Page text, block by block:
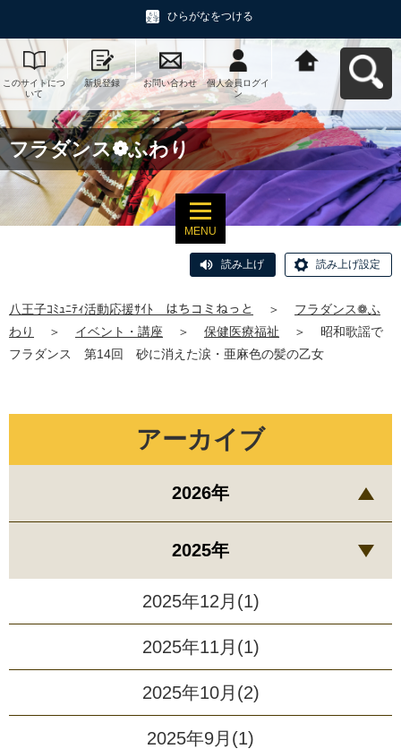
ひらがなをつける
このサイトにつ
いて
新規登録 お問い合わせ
個人会員ログイ
ン
動応援ｻｲﾄ はち
コミねっとへ戻
る
フラダンス❁ふわり
MENU
読み上げ 読み上げ設定
八王子ｺﾐｭﾆﾃｨ活動応援ｻｲﾄ はちコミねっと ＞
フラダンス❁ふ
わり
＞ イベント・講座 ＞ 保健医療福祉 ＞
昭和歌謡で
フラダンス 第14回 砂に消えた涙・亜麻色の髪の乙女
アーカイブ
2026年
2025年
2025年12月(1)
2025年11月(1)
2025年10月(2)
2025年9月(1)